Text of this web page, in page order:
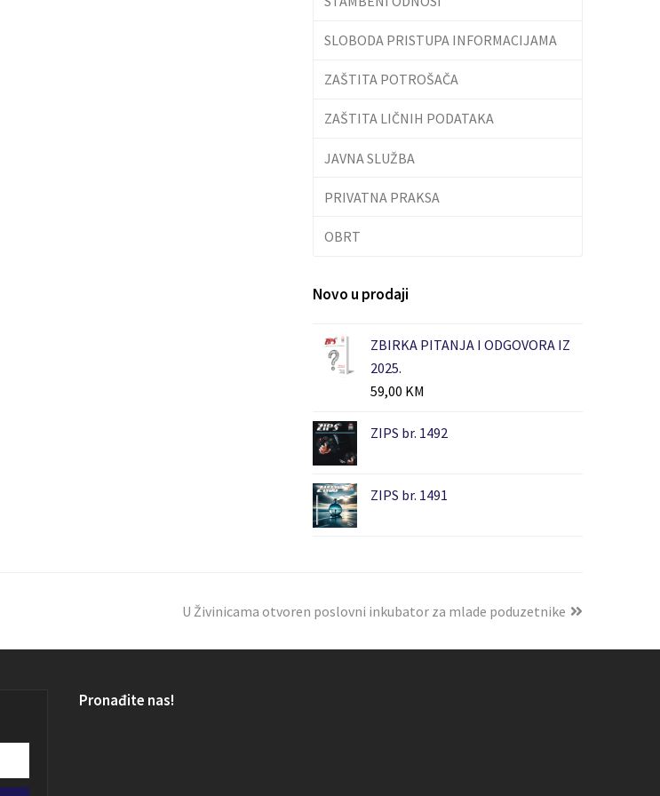
SLOBODA PRISTUPA INFORMACIJAMA
ZAŠTITA POTROŠAČA
ZAŠTITA LIČNIH PODATAKA
JAVNA SLUŽBA
PRIVATNA PRAKSA
OBRT
Novo u prodaji
ZBIRKA PITANJA I ODGOVORA IZ
2025.
59,00 KM
ZIPS br. 1492
ZIPS br. 1491
U Živinicama otvoren poslovni inkubator za mlade poduzetnike
Pronađite nas!